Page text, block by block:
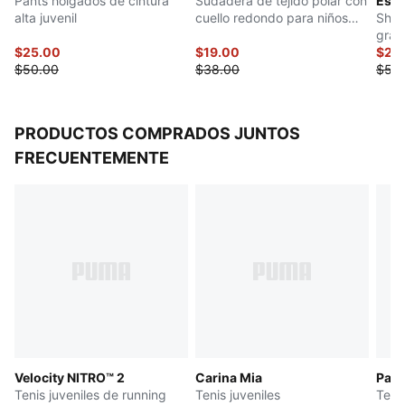
Bolsillos: lateral
Puños y dobladillo elásticos
PUMA Juvenil: Recomendada para niños y
adolescentes de 8 a 16 años
alta juvenil
$25.00
$50.00
cuello redondo para niños
$19.00
$38.00
PRODUCTOS COMPRADOS JUNTOS
FRECUENTEMENTE
Velocity NITRO™ 2
Tenis juveniles de running
Carina Mia
Tenis juveniles